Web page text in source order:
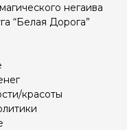
негаива
“Белая Дорога”
красоты